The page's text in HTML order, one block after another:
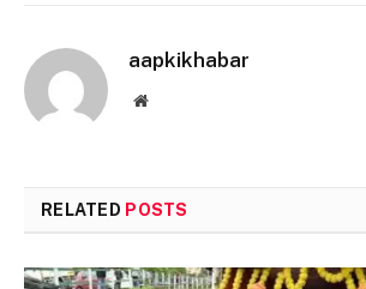
aapkikhabar
Website
RELATED POSTS